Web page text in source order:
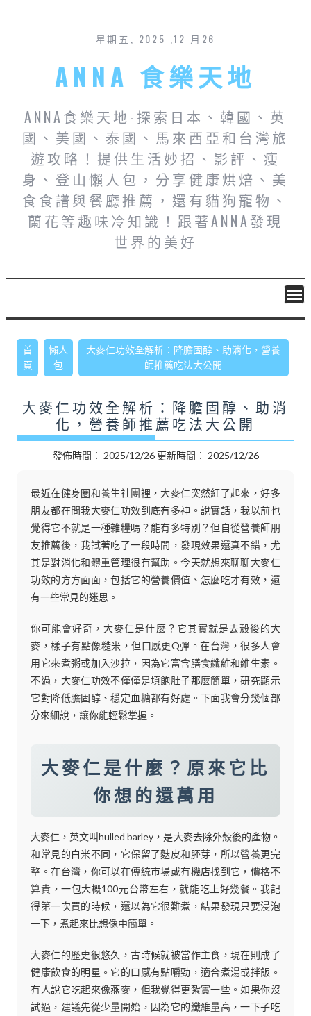
星期五, 2025 ,12 月26
ANNA 食樂天地
ANNA食樂天地-探索日本、韓國、英
國、美國、泰國、馬來西亞和台灣旅
遊攻略！提供生活妙招、影評、瘦
身、登山懶人包，分享健康烘焙、美
食食譜與餐廳推薦，還有貓狗寵物、
蘭花等趣味冷知識！跟著ANNA發現
世界的美好
首
頁
懶人
包
大麥仁功效全解析：降膽固醇、助消化，營養
師推薦吃法大公開
大麥仁功效全解析：降膽固醇、助消
化，營養師推薦吃法大公開
發佈時間： 2025/12/26更新時間： 2025/12/26
最近在健身圈和養生社團裡，大麥仁突然紅了起來，好多
朋友都在問我大麥仁功效到底有多神。說實話，我以前也
覺得它不就是一種雜糧嗎？能有多特別？但自從營養師朋
友推薦後，我試著吃了一段時間，發現效果還真不錯，尤
其是對消化和體重管理很有幫助。今天就想來聊聊大麥仁
功效的方方面面，包括它的營養價值、怎麼吃才有效，還
有一些常見的迷思。
你可能會好奇，大麥仁是什麼？它其實就是去殼後的大
麥，樣子有點像糙米，但口感更Q彈。在台灣，很多人會
用它來煮粥或加入沙拉，因為它富含膳食纖維和維生素。
不過，大麥仁功效不僅僅是填飽肚子那麼簡單，研究顯示
它對降低膽固醇、穩定血糖都有好處。下面我會分幾個部
分來細說，讓你能輕鬆掌握。
大麥仁是什麼？原來它比
你想的還萬用
大麥仁，英文叫hulled barley，是大麥去除外殼後的產物。
和常見的白米不同，它保留了麩皮和胚芽，所以營養更完
整。在台灣，你可以在傳統市場或有機店找到它，價格不
算貴，一包大概100元台幣左右，就能吃上好幾餐。我記
得第一次買的時候，還以為它很難煮，結果發現只要浸泡
一下，煮起來比想像中簡單。
大麥仁的歷史很悠久，古時候就被當作主食，現在則成了
健康飲食的明星。它的口感有點嚼勁，適合煮湯或拌飯。
有人說它吃起來像燕麥，但我覺得更紮實一些。如果你沒
試過，建議先從少量開始，因為它的纖維量高，一下子吃